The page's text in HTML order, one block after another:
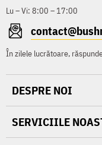
Lu – Vi: 8:00 – 17:00
În zilele lucrătoare,
DESPRE NOI
SERVICIILE